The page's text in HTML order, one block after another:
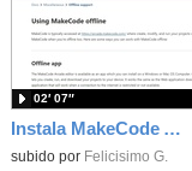
Instala MakeCode Arcade offline para programar grandes juegos sin necesidad de Internet
Contenido educativo.
subido por Felicisimo G.
02′ 07″